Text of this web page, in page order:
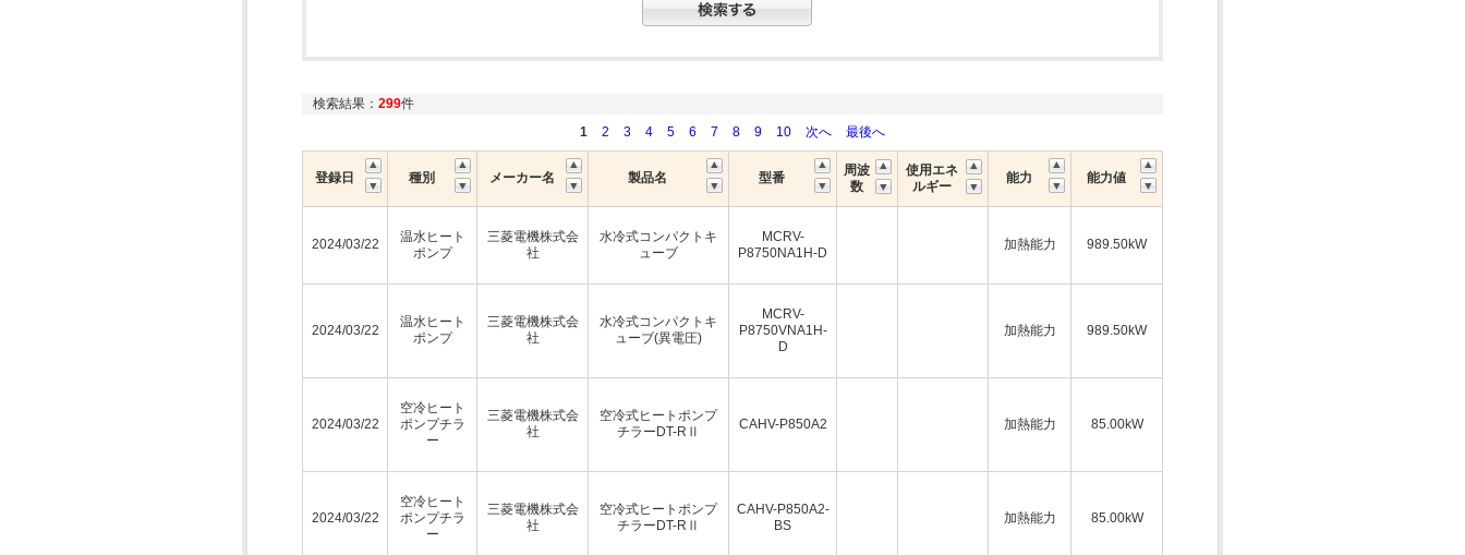
検索結果： 299件
1
2 3 4 5 6 7 8 9 10 次へ 最後へ
登録日 種別 メーカー名 製品名 型番
周波
数
使用エネ
ルギー
能力 能力値
2024/03/22
温水ヒート
ポンプ
三菱電機株式会
社
水冷式コンパクトキ
ューブ
MCRV-
P8750NA1H-D
加熱能力 989.50kW
2024/03/22
温水ヒート
ポンプ
三菱電機株式会
社
水冷式コンパクトキ
ューブ(異電圧)
MCRV-
P8750VNA1H-
D
加熱能力 989.50kW
2024/03/22
空冷ヒート
ポンプチラ
ー
三菱電機株式会
社
空冷式ヒートポンプ
チラーDT-RⅡ
CAHV-P850A2 加熱能力 85.00kW
2024/03/22
空冷ヒート
ポンプチラ
ー
三菱電機株式会
社
空冷式ヒートポンプ
チラーDT-RⅡ
CAHV-P850A2-
BS
加熱能力 85.00kW